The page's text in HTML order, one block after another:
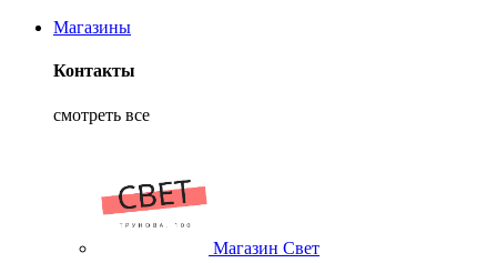
Магазины
Контакты
смотреть все
Магазин Свет